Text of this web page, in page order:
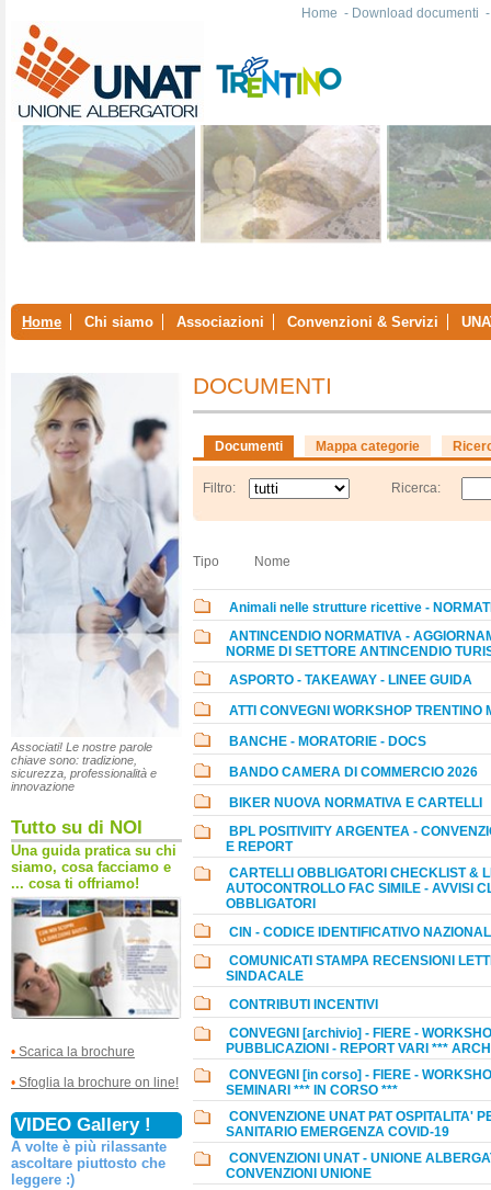
Home - Download documenti
Home Chi siamo Associazioni Convenzioni & Servizi
Associati! Le nostre parole
chiave sono: tradizione,
sicurezza, professionalità e
innovazione
Tutto su di NOI
Una guida pratica su chi
siamo, cosa facciamo e
... cosa ti offriamo!
• Scarica la brochure
• Sfoglia la brochure on line!
VIDEO Gallery !
A volte è più rilassante
ascoltare piuttosto che
leggere :)
DOCUMENTI
Documenti Mappa categorie
Filtro: Ricerca:
Tipo Nome
Animali nelle strutture ricettive -
ANTINCENDIO NORMATIVA -
NORME DI SETTORE ANTINCENDIO
ASPORTO - TAKEAWAY - LINEE GUIDA
ATTI CONVEGNI WORKSHOP TRENTINO
BANCHE - MORATORIE - DOCS
BANDO CAMERA DI COMMERCIO 2026
BIKER NUOVA NORMATIVA E CARTELLI
BPL POSITIVIITY ARGENTEA -
E REPORT
CARTELLI OBBLIGATORI CHECKLIST &
AUTOCONTROLLO FAC SIMILE - AVVISI
OBBLIGATORI
CIN - CODICE IDENTIFICATIVO
COMUNICATI STAMPA RECENSIONI
SINDACALE
CONTRIBUTI INCENTIVI
CONVEGNI [archivio] - FIERE -
PUBBLICAZIONI - REPORT VARI ***
CONVEGNI [in corso] - FIERE -
SEMINARI *** IN CORSO ***
CONVENZIONE UNAT PAT OSPITALITA'
SANITARIO EMERGENZA COVID-19
CONVENZIONI UNAT - UNIONE
CONVENZIONI UNIONE